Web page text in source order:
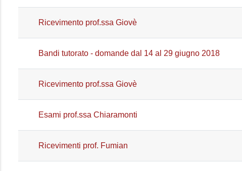
Ricevimento prof.ssa Giovè
Bandi tutorato - domande dal 14 al 29 giugno 2018
Ricevimento prof.ssa Giovè
Esami prof.ssa Chiaramonti
Ricevimenti prof. Fumian